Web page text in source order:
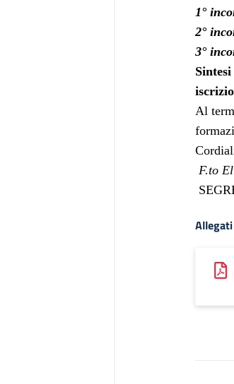
1°
2°
3°
Al
F.to
Allegati